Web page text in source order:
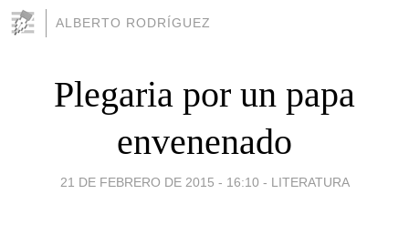
ALBERTO RODRÍGUEZ
Plegaria por un papa
envenenado
21 DE FEBRERO DE 2015 - 16:10 - LITERATURA